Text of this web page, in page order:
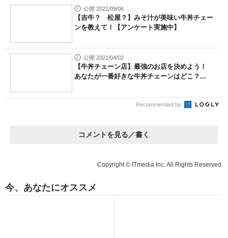
公開 2021/09/06
【吉牛？ 松屋？】みそ汁が美味い牛丼チェー
ンを教えて！【アンケート実施中】
公開 2021/04/02
【牛丼チェーン店】最強のお店を決めよう！
あなたが一番好きな牛丼チェーンはどこ？...
Recommended by
コメントを見る／書く
Copyright © ITmedia Inc. All Rights Reserved.
今、あなたにオススメ